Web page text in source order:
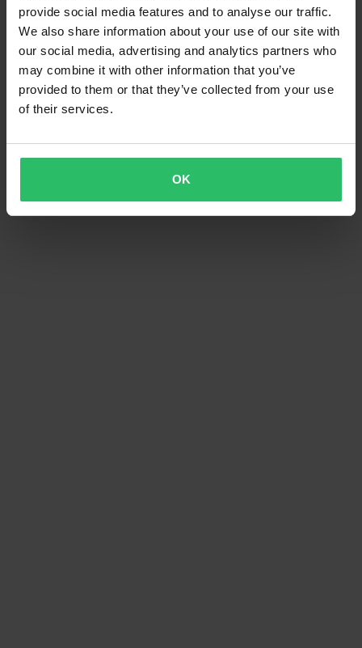
provide social media features and to analyse our traffic.
We also share information about your use of our site with
our social media, advertising and analytics partners who
may combine it with other information that you’ve
provided to them or that they’ve collected from your use
of their services.
OK